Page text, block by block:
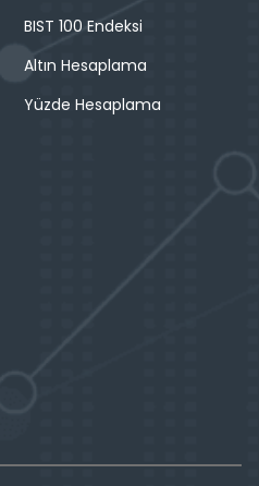
BIST 100 Endeksi
Altın Hesaplama
Yüzde Hesaplama